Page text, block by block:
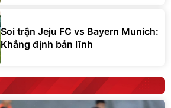
Soi trận Jeju FC vs Bayern Munich:
Khẳng định bản lĩnh